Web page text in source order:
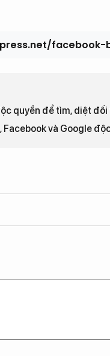
facebook-
quyền để tìm, diệt
Facebook và Google